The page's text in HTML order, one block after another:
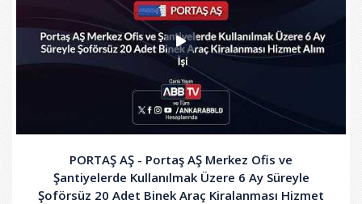
PORTAŞ AŞ - Portaş AŞ Merkez Ofis ve
Şantiyelerde Kullanılmak Üzere 6 Ay Süreyle
Şoförsüz 20 Adet Binek Araç Kiralanması Hizmet